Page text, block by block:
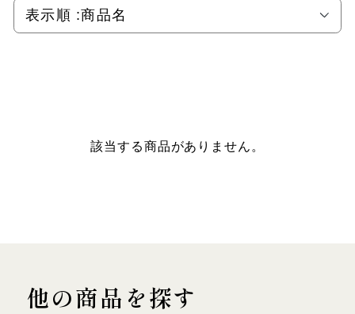
表示順 :商品名
該当する商品がありません。
他の商品を探す